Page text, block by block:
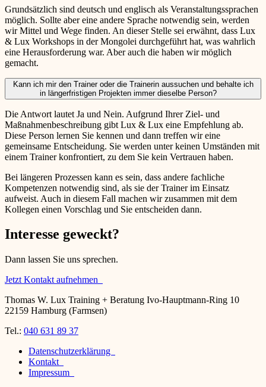
Grundsätzlich sind deutsch und englisch als Veranstaltungssprachen
möglich. Sollte aber eine andere Sprache notwendig sein, werden
wir Mittel und Wege finden. An dieser Stelle sei erwähnt, dass Lux
& Lux Workshops in der Mongolei durchgeführt hat, was wahrlich
eine Herausforderung war. Aber auch die haben wir möglich
gemacht.
Kann ich mir den Trainer oder die Trainerin aussuchen und behalte ich
in längerfristigen Projekten immer dieselbe Person?
Die Antwort lautet Ja und Nein. Aufgrund Ihrer Ziel- und
Maßnahmenbeschreibung gibt Lux & Lux eine Empfehlung ab.
Diese Person lernen Sie kennen und dann treffen wir eine
gemeinsame Entscheidung. Sie werden unter keinen Umständen mit
einem Trainer konfrontiert, zu dem Sie kein Vertrauen haben.
Bei längeren Prozessen kann es sein, dass andere fachliche
Kompetenzen notwendig sind, als sie der Trainer im Einsatz
aufweist. Auch in diesem Fall machen wir zusammen mit dem
Kollegen einen Vorschlag und Sie entscheiden dann.
Interesse geweckt?
Dann lassen Sie uns sprechen.
Jetzt Kontakt aufnehmen
Thomas W. Lux Training + Beratung Ivo-Hauptmann-Ring 10
22159 Hamburg (Farmsen)
Tel.: 040 631 89 37
Datenschutzerklärung
Kontakt
Impressum